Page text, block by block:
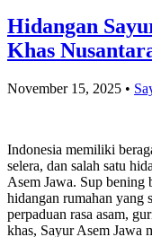
Hidangan
Khas
November 15, 2025 •
Indonesia memiliki
selera, dan salah satu
Asem Jawa. Sup bening
hidangan rumahan yang
perpaduan rasa asam,
khas, Sayur Asem